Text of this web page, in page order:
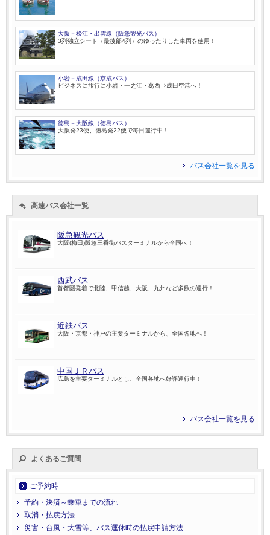
大阪－松江・出雲線（阪急観光バス）
3列独立シート（最後部4列）のゆったりした車両を使用！
小岩－成田線（京成バス）
ビジネスに旅行に小岩・一之江・葛西⇒成田空港へ！
徳島－大阪線（徳島バス）
大阪発23便、徳島発22便で毎日運行中！
バス会社一覧を見る
高速バス会社一覧
阪急観光バス
大阪(梅田)阪急三番街バスターミナルから全国へ！
西武バス
首都圏発着で北陸、甲信越、大阪、九州など多数の運行！
近鉄バス
大阪・京都・神戸の主要ターミナルから、全国各地へ！
中国ＪＲバス
広島を主要ターミナルとし、全国各地へ好評運行中！
バス会社一覧を見る
よくあるご質問
ご予約時
予約・決済～乗車までの流れ
取消・払戻方法
災害・台風・大雪等、バス運休時の払戻申請方法